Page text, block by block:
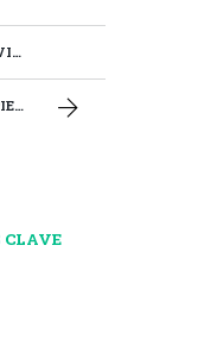
CLAVE